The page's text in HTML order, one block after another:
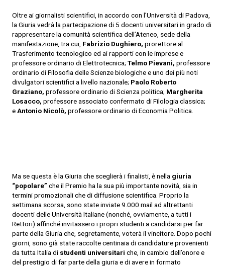
Oltre ai giornalisti scientifici, in accordo con l’Università di Padova,
la Giuria vedrà la partecipazione di 5 docenti universitari in grado di
rappresentare la comunità scientifica dell’Ateneo, sede della
manifestazione, tra cui, Fabrizio Dughiero, prorettore al
Trasferimento tecnologico ed ai rapporti con le imprese e
professore ordinario di Elettrotecnica; Telmo Pievani, professore
ordinario di Filosofia delle Scienze biologiche e uno dei più noti
divulgatori scientifici a livello nazionale; Paolo Roberto
Graziano, professore ordinario di Scienza politica; Margherita
Losacco, professore associato confermato di Filologia classica;
eAntonio Nicolò, professore ordinario di Economia Politica.
Ma se questa è la Giuria che sceglierà i finalisti, è nella giuria
“popolare” che il Premio ha la sua più importante novità, sia in
termini promozionali che di diffusione scientifica. Proprio la
settimana scorsa, sono state inviate 9.000 mail ad altrettanti
docenti delle Università Italiane (nonché, ovviamente, a tutti i
Rettori) affinché invitassero i propri studenti a candidarsi per far
parte della Giuria che, segretamente, voterà il vincitore. Dopo pochi
giorni, sono già state raccolte centinaia di candidature provenienti
da tutta Italia di studenti universitari che, in cambio dell’onore e
del prestigio di far parte della giuria e di avere in formato